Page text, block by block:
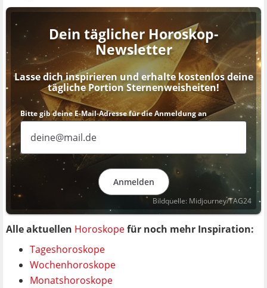
Dein täglicher Horoskop-
Newsletter
Lasse dich inspirieren und erhalte kostenlos deine
tägliche Portion Sternenweisheiten!
Bitte gib deine E-Mail-Adresse für die Anmeldung an
Anmelden
Bildquelle: Midjourney/TAG24
Alle aktuellen Horoskopefür noch mehr Inspiration:
Tageshoroskope
Wochenhoroskope
Monatshoroskope